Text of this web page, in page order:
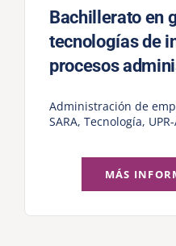
Bachillerato en
tecnologías de
procesos
Administración de
SARA, Tecnología,
MÁS